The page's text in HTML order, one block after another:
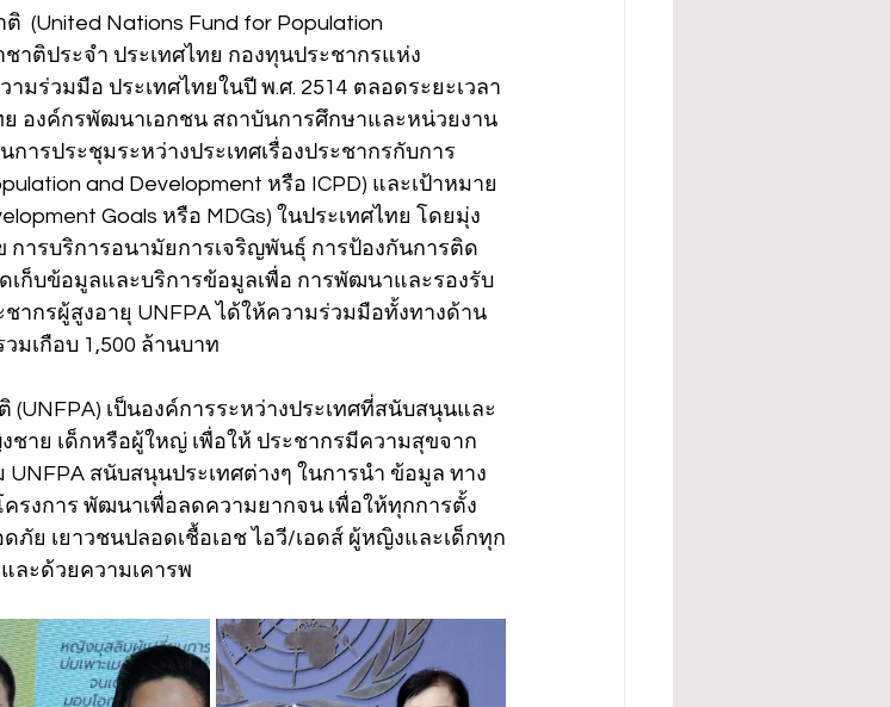
(United Nations Fund for Population
าติประจำ ประเทศไทย กองทุนประชากรแห่ง
มร่วมมือ ประเทศไทยในปี พ.ศ. 2514 ตลอดระยะเวลา
องค์กรพัฒนาเอกชน สถาบันการศึกษาและหน่วยงาน
ารประชุมระหว่างประเทศเรื่องประชากรกับการ
and Development หรือ ICPD) และเป้าหมาย
Goals หรือ MDGs) ในประเทศไทย โดยมุ่ง
การบริการอนามัยการเจริญพันธุ์ การป้องกันการติด
เก็บข้อมูลและบริการข้อมูลเพื่อ การพัฒนาและรองรับ
ากรผู้สูงอายุ UNFPA ได้ให้ความร่วมมือทั้งทางด้าน
มเกือบ 1,500 ล้านบาท
เป็นองค์การระหว่างประเทศที่สนับสนุนและ
าย เด็กหรือผู้ใหญ่ เพื่อให้ ประชากรมีความสุขจาก
สนับสนุนประเทศต่างๆ ในการนำ ข้อมูล ทาง
รงการ พัฒนาเพื่อลดความยากจน เพื่อให้ทุกการตั้ง
ภัย เยาวชนปลอดเชื้อเอช ไอวี/เอดส์ ผู้หญิงและเด็กทุก
ละด้วยความเคารพ